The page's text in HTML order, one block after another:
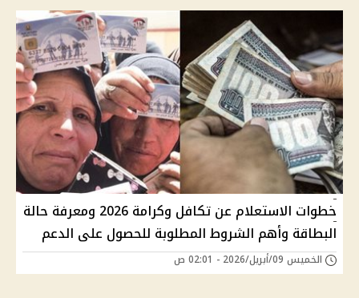
خطوات الاستعلام عن تكافل وكرامة 2026 ومعرفة حالة
البطاقة وأهم الشروط المطلوبة للحصول على الدعم
الخميس 09/أبريل/2026 - 02:01 ص